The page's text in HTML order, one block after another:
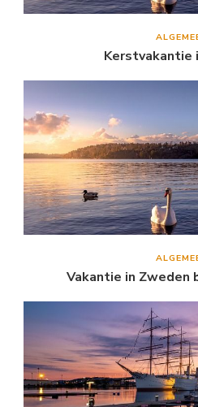
Kerstvakantie
Vakantie in Zweden